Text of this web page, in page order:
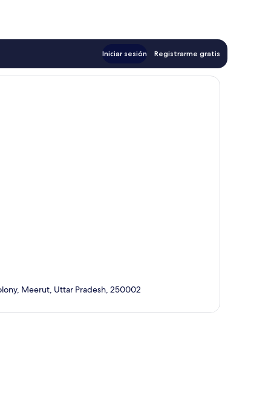
Iniciar sesión Registrarme gratis
Meerut, Uttar Pradesh, 250002